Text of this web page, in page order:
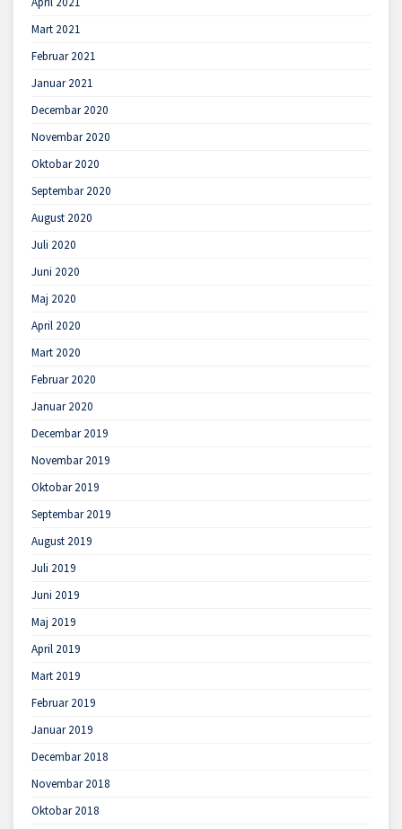
Mart 2021
Februar 2021
Januar 2021
Decembar 2020
Novembar 2020
Oktobar 2020
Septembar 2020
August 2020
Juli 2020
Juni 2020
Maj 2020
April 2020
Mart 2020
Februar 2020
Januar 2020
Decembar 2019
Novembar 2019
Oktobar 2019
Septembar 2019
August 2019
Juli 2019
Juni 2019
Maj 2019
April 2019
Mart 2019
Februar 2019
Januar 2019
Decembar 2018
Novembar 2018
Oktobar 2018